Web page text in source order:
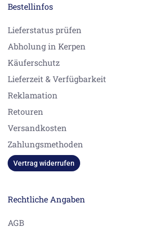
Bestellinfos
Lieferstatus prüfen
Abholung in Kerpen
Käuferschutz
Lieferzeit & Verfügbarkeit
Reklamation
Retouren
Versandkosten
Zahlungsmethoden
Vertrag widerrufen
Rechtliche Angaben
AGB